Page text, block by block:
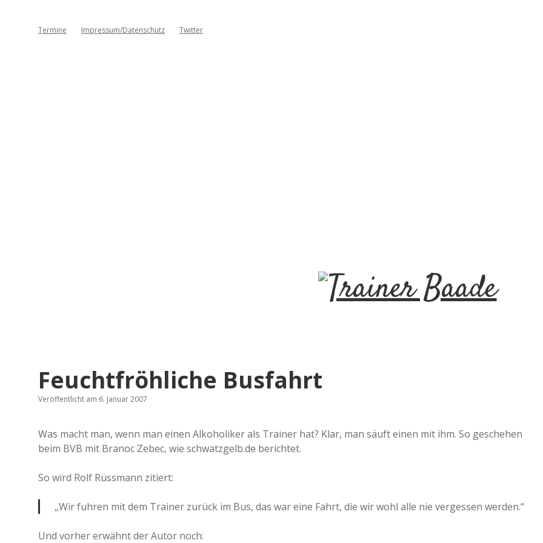
Termine Impressum/Datenschutz Twitter
T
a
i
n
r
Feuchtfröhliche Busfahrt
Veröffentlicht am 6. Januar 2007
Was macht man, wenn man einen Alkoholiker als Trainer hat? Klar, man säuft einen mit ihm. So geschehen
beim BVB mit Branoc Zebec, wie schwatzgelb.de berichtet.
So wird Rolf Rüssmann zitiert:
„Wir fuhren mit dem Trainer zurück im Bus, das war eine Fahrt, die wir wohl alle nie vergessen werden.“
Und vorher erwähnt der Autor noch: